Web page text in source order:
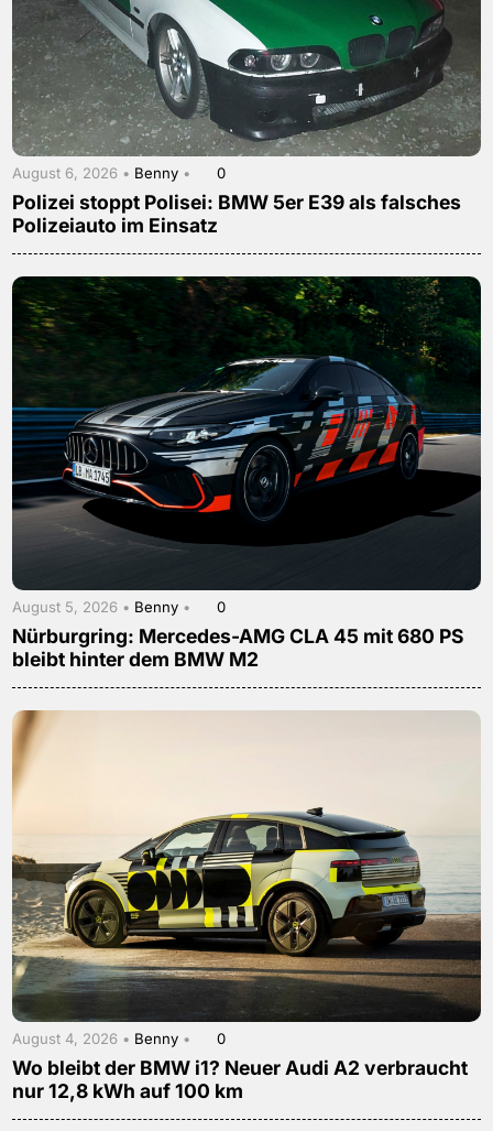
August 6, 2026 • Benny • 0
Polizei stoppt Polisei: BMW 5er E39 als falsches
Polizeiauto im Einsatz
August 5, 2026 • Benny • 0
Nürburgring: Mercedes-AMG CLA 45 mit 680 PS
bleibt hinter dem BMW M2
August 4, 2026 • Benny • 0
Wo bleibt der BMW i1? Neuer Audi A2 verbraucht
nur 12,8 kWh auf 100 km